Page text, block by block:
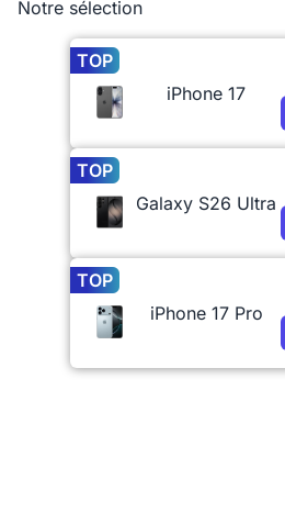
Notre sélection
TOP
iPhone 17
TOP
Galaxy S26 Ultra
TOP
iPhone 17 Pro